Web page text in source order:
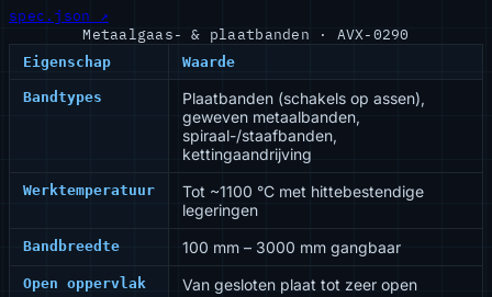
spec.json ↗
Metaalgaas- & plaatbanden · AVX-0290
Eigenschap Waarde
Bandtypes
Plaatbanden (schakels op assen),
geweven metaalbanden,
spiraal-/staafbanden,
kettingaandrijving
Werktemperatuur
Tot ~1100 °C met hittebestendige
legeringen
Bandbreedte 100 mm – 3000 mm gangbaar
Open oppervlak
Van gesloten plaat tot zeer open